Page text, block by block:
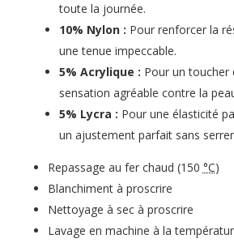
toute la journée.
10% Nylon : Pour renforcer la
une tenue impeccable.
5% Acrylique : Pour un toucher
sensation agréable contre la
5% Lycra : Pour une élasticité
un ajustement parfait sans
Repassage au fer chaud (150 °C)
Blanchiment à proscrire
Nettoyage à sec à proscrire
Lavage en machine à la